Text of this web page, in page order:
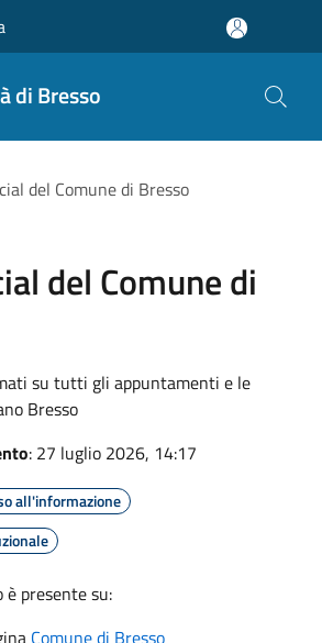
di Bresso
del Comune di Bresso
del Comune di
su tutti gli appuntamenti e le
Bresso
: 27 luglio 2026, 14:17
all'informazione
è presente su:
Comune di Bresso